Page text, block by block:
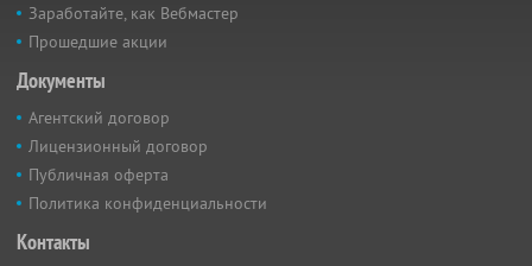
Заработайте, как Вебмастер
Прошедшие акции
Документы
Агентский договор
Лицензионный договор
Публичная оферта
Политика конфиденциальности
Контакты